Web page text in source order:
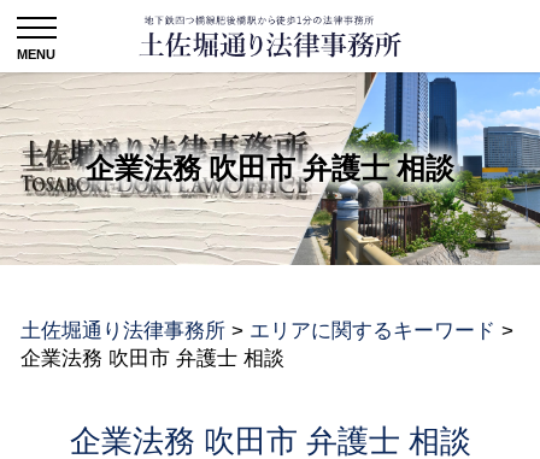
企業法務 吹田市 弁護士 相談
土佐堀通り法律事務所 > エリアに関するキーワード >
企業法務 吹田市 弁護士 相談
企業法務 吹田市 弁護士 相談